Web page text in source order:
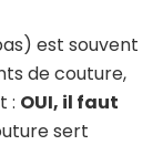
est souvent
de couture,
: OUI, il faut
sert